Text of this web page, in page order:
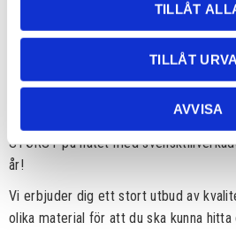
TILLÅT
TILLÅT
AVVISA
Bänkskivor till bl a
STÖRST på nätet med
år!
Vi erbjuder dig ett stort utbud av
olika material för att du ska kunna